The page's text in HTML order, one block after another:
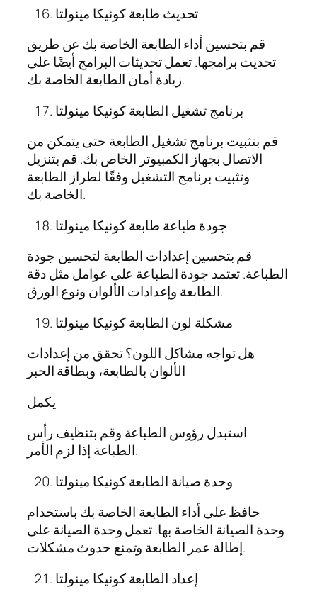
تحديث طابعة كونيكا مينولتا
قم بتحسين أداء الطابعة الخاصة بك عن طريق
تحديث برامجها. تعمل تحديثات البرامج أيضًا على
زيادة أمان الطابعة الخاصة بك.
برنامج تشغيل الطابعة كونيكا مينولتا
قم بتثبيت برنامج تشغيل الطابعة حتى يتمكن من
الاتصال بجهاز الكمبيوتر الخاص بك. قم بتنزيل
وتثبيت برنامج التشغيل وفقًا لطراز الطابعة
الخاصة بك.
جودة طباعة طابعة كونيكا مينولتا
قم بتحسين إعدادات الطابعة لتحسين جودة
الطباعة. تعتمد جودة الطباعة على عوامل مثل دقة
الطابعة وإعدادات الألوان ونوع الورق.
مشكلة لون الطابعة كونيكا مينولتا
هل تواجه مشاكل اللون؟ تحقق من إعدادات
الألوان بالطابعة، وبطاقة الحبر
يكمل
استبدل رؤوس الطباعة وقم بتنظيف رأس
الطباعة إذا لزم الأمر.
وحدة صيانة الطابعة كونيكا مينولتا
حافظ على أداء الطابعة الخاصة بك باستخدام
وحدة الصيانة الخاصة بها. تعمل وحدة الصيانة على
إطالة عمر الطابعة وتمنع حدوث مشكلات.
إعداد الطابعة كونيكا مينولتا